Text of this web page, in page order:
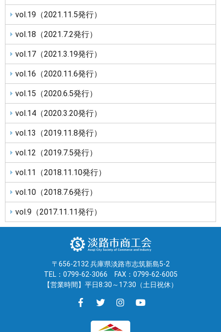
vol.19（2021.11.5発行）
vol.18（2021.7.2発行）
vol.17（2021.3.19発行）
vol.16（2020.11.6発行）
vol.15（2020.6.5発行）
vol.14（2020.3.20発行）
vol.13（2019.11.8発行）
vol.12（2019.7.5発行）
vol.11（2018.11.10発行）
vol.10（2018.7.6発行）
vol.9（2017.11.11発行）
〒656-2132 兵庫県淡路市志筑新島5-2
TEL：0799-62-3066
FAX：0799-62-6005
【営業時間】平日8:30～17:30（土日祝休）